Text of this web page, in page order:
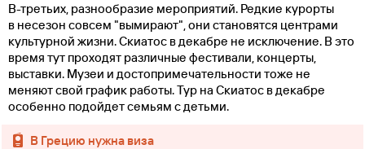
В-третьих, разнообразие мероприятий. Редкие курорты
в несезон совсем "вымирают", они становятся центрами
культурной жизни. Скиатос в декабре не исключение. В это
время тут проходят различные фестивали, концерты,
выставки. Музеи и достопримечательности тоже не
меняют свой график работы. Тур на Скиатос в декабре
особенно подойдет семьям с детьми.
в Грецию нужна виза